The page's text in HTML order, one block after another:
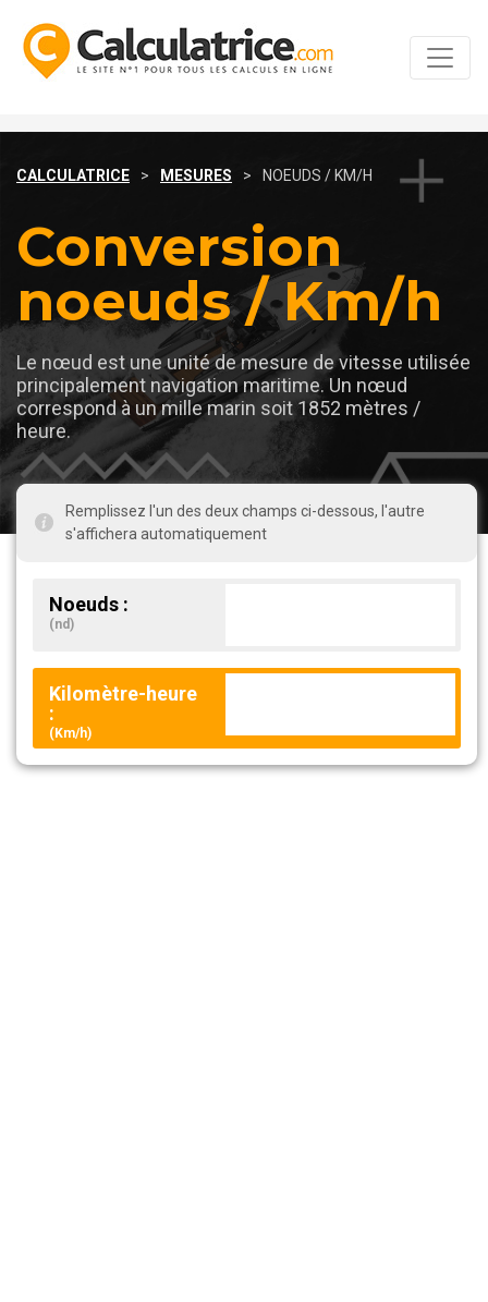
CALCULATRICE > MESURES > NOEUDS / KM/H
Conversion
noeuds / Km/h
Le nœud est une unité de mesure de vitesse utilisée
principalement navigation maritime. Un nœud
correspond à un mille marin soit 1852 mètres /
heure.
Remplissez l'un des deux champs ci-dessous, l'autre
s'affichera automatiquement
Noeuds :
(nd)
Kilomètre-heure
:
(Km/h)